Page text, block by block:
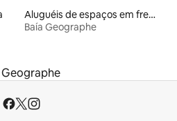
Aluguéis de espaços em frente à praia
Baía Geographe
Geographe